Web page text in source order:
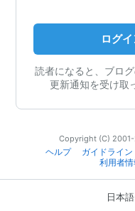
ログ
読者になると、ブロ
更新通知を受け取
Copyright (C)
ヘルプ
ガイドライン
利用者
日本語